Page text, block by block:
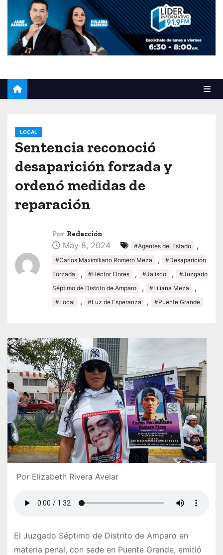
LOCAL
Sentencia reconoció
desaparición forzada y
ordenó medidas de
reparación
Por Redacción
May 8, 2024 #Agentes del Estado ,
#Carlos Maximiliano Romero Meza ,
#Desaparición
Forzada
, #Héctor Flores , #Jalisco ,
#Juzgado
Séptimo de Distrito de Amparo
, #Liliana Meza ,
#Local , #Luz de Esperanza , #Puente Grande
Por Elizabeth Rivera Avelar
El Juzgado Séptimo de Distrito de Amparo en
materia penal, con sede en Puente Grande, emitió